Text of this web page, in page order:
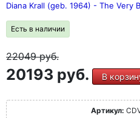
Diana Krall (geb. 1964) - The Very
Есть в наличии
22049руб.
20193 руб. В
Артикул: